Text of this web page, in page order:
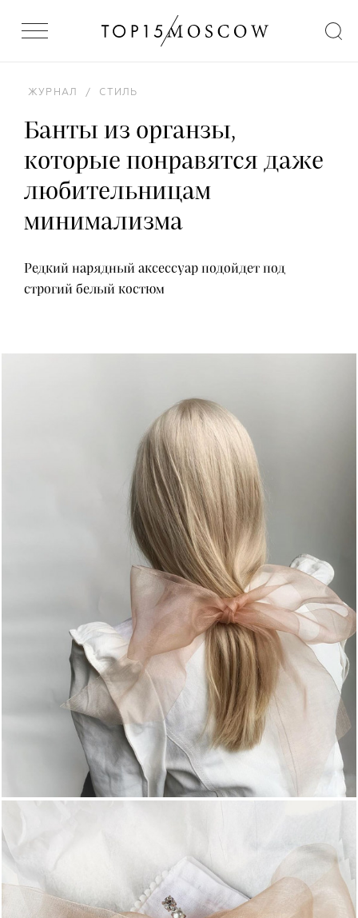
ЖУРНАЛ / СТИЛЬ
Банты из органзы,
которые понравятся даже
любительницам
минимализма
Редкий нарядный аксессуар подойдет под
строгий белый костюм